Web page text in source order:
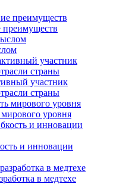
преимуществ
участник
страны
уровня
и инновации
в медтехе